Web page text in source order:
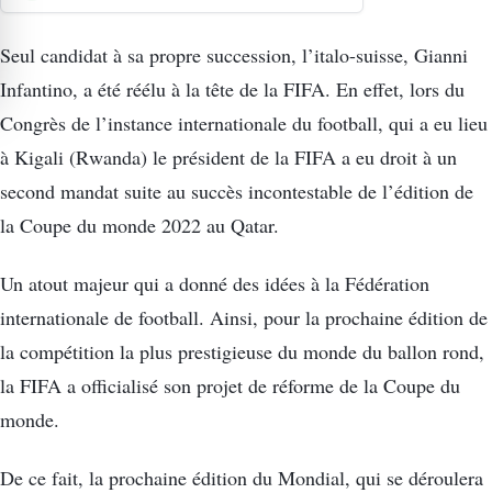
Seul candidat à sa propre succession, l’italo-suisse, Gianni
Infantino, a été réélu à la tête de la FIFA. En effet, lors du
Congrès de l’instance internationale du football, qui a eu lieu
à Kigali (Rwanda) le président de la FIFA a eu droit à un
second mandat suite au succès incontestable de l’édition de
la Coupe du monde 2022 au Qatar.
Un atout majeur qui a donné des idées à la Fédération
internationale de football. Ainsi, pour la prochaine édition de
la compétition la plus prestigieuse du monde du ballon rond,
la FIFA a officialisé son projet de réforme de la Coupe du
monde.
De ce fait, la prochaine édition du Mondial, qui se déroulera